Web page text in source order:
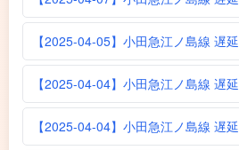
【2025-04-05】小田急江ノ島線 遅延
【2025-04-04】小田急江ノ島線 遅延
【2025-04-04】小田急江ノ島線 遅延